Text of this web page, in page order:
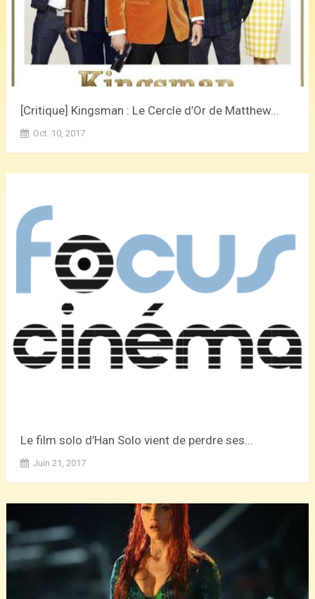
[Critique] Kingsman : Le Cercle d’Or de Matthew...
Oct. 10, 2017
Le film solo d’Han Solo vient de perdre ses...
Juin 21, 2017